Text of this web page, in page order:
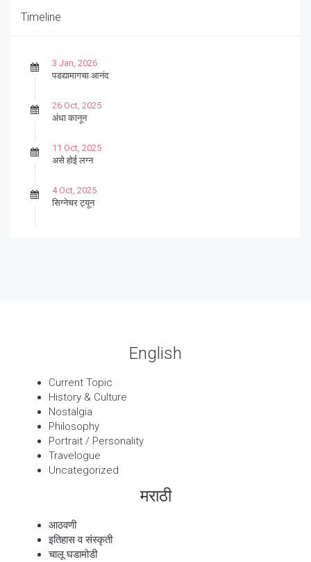
Timeline
3 Jan, 2026
पडद्यामागचा आनंद
26 Oct, 2025
अंधा कानून
11 Oct, 2025
असे होई लग्न
4 Oct, 2025
सिग्नेचर ट्यून
English
Current Topic
History & Culture
Nostalgia
Philosophy
Portrait / Personality
Travelogue
Uncategorized
मराठी
आठवणी
इतिहास व संस्कृती
चालू घडामोडी